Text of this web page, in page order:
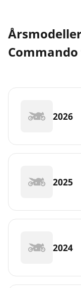
Commando
2026
2025
2024